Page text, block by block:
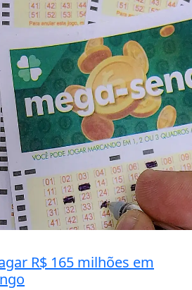
R$ 165 milhões em